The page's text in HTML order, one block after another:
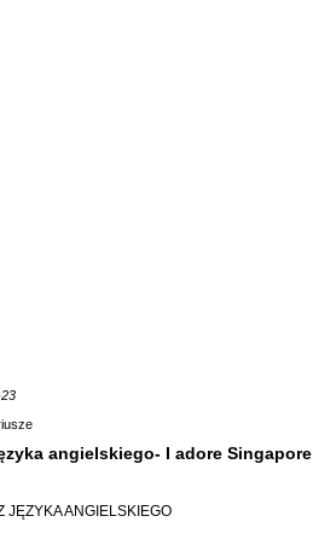
angielskiego- I adore Singapore
JĘZYKA ANGIELSKIEGO